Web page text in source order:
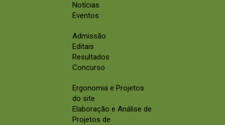
Notícias
Eventos
Admissão
Editais
Resultados
Concurso
Ergonomia e Projetos
do site
Elaboração e Análise de
Projetos de